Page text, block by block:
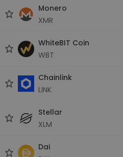
Monero
XMR
WhiteBIT Coin
WBT
Chainlink
LINK
Stellar
XLM
Dai